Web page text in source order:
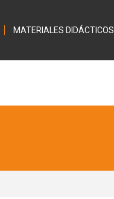
MATERIALES DIDÁCTICOS